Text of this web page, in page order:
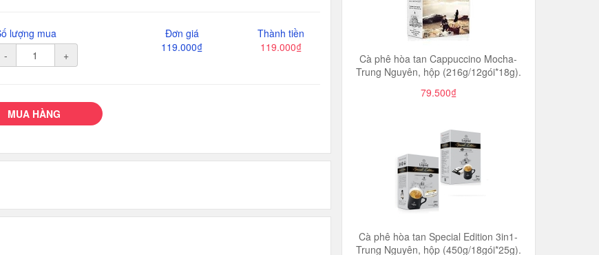
lượng mua
-
+
Đơn giá
119.000₫
Thành tiền
119.000₫
MUA HÀNG
Cà phê hòa tan Cappuccino Mocha-
Trung Nguyên, hộp (216g/12gói*18g).
79.500₫
Cà phê hòa tan Special Edition 3in1-
Trung Nguyên, hộp (450g/18gói*25g).